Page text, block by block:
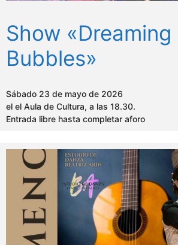
Show «Dreaming
Bubbles»
Sábado 23 de mayo de 2026
el el Aula de Cultura, a las 18.30.
Entrada libre hasta completar aforo